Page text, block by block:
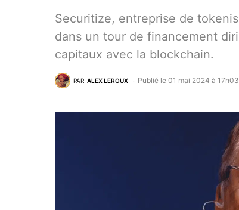
Securitize, entreprise de
dans un tour de financement
capitaux avec la blockchain.
PAR ALEX LEROUX Publié le 01 mai 2024 à 17h03